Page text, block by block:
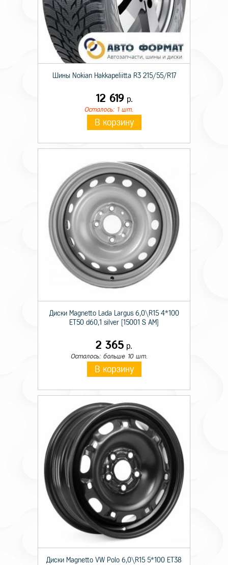
Шины Nokian Hakkapeliitta R3 215/55/R17
12 619р.
Осталось: 1 шт.
В корзину
Диски Magnetto Lada Largus 6,0\R15 4*100
ET50 d60,1 silver [15001 S AM]
2 365 р.
Осталось: больше 10 шт.
В корзину
Диски Magnetto VW Polo 6,0\R15 5*100 ET38